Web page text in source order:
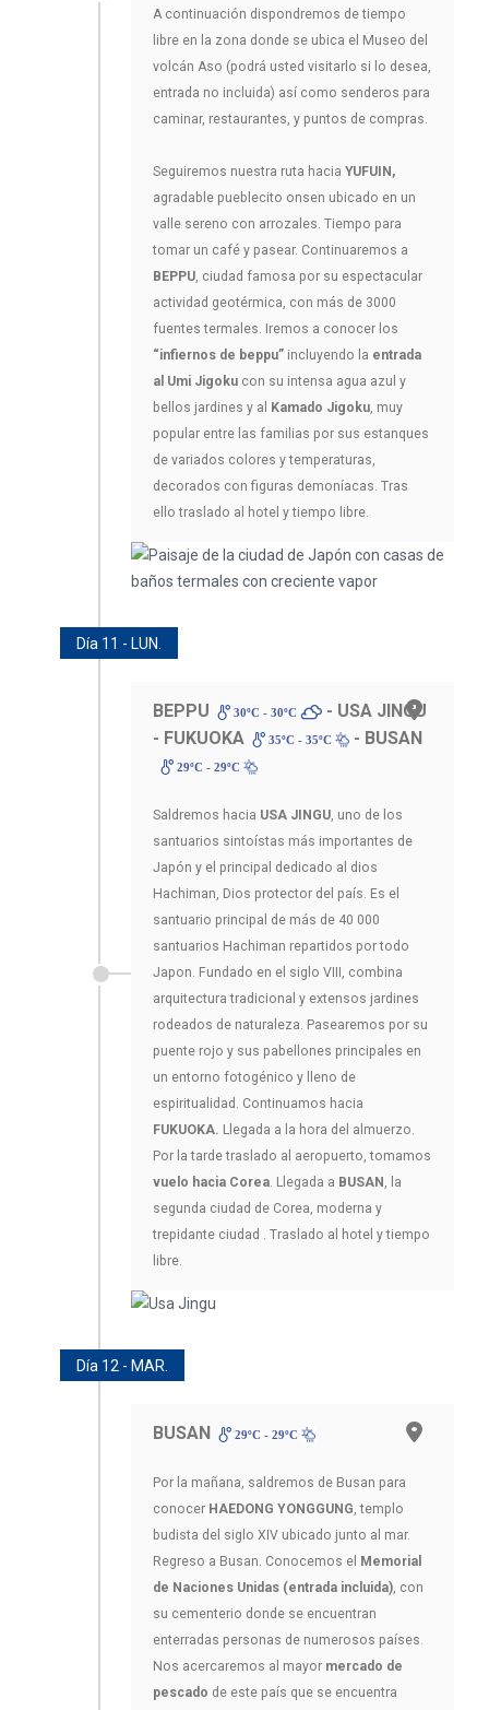
A continuación dispondremos de tiempo
libre en la zona donde se ubica el Museo del
volcán Aso (podrá usted visitarlo si lo desea,
entrada no incluida) así como senderos para
caminar, restaurantes, y puntos de compras.
Seguiremos nuestra ruta hacia YUFUIN,
agradable pueblecito onsen ubicado en un
valle sereno con arrozales. Tiempo para
tomar un café y pasear. Continuaremos a
BEPPU, ciudad famosa por su espectacular
actividad geotérmica, con más de 3000
fuentes termales. Iremos a conocer los
“infiernos de beppu” incluyendo la entrada
al Umi Jigoku con su intensa agua azul y
bellos jardines y al Kamado Jigoku, muy
popular entre las familias por sus estanques
de variados colores y temperaturas,
decorados con figuras demoníacas. Tras
ello traslado al hotel y tiempo libre.
Día 11 - LUN.
BEPPU 30ºC - 30ºC
- USA JINGU
- FUKUOKA
35ºC - 35ºC - BUSAN
29ºC - 29ºC
Saldremos hacia USA JINGU, uno de los
santuarios sintoístas más importantes de
Japón y el principal dedicado al dios
Hachiman, Dios protector del país. Es el
santuario principal de más de 40 000
santuarios Hachiman repartidos por todo
Japon. Fundado en el siglo VIII, combina
arquitectura tradicional y extensos jardines
rodeados de naturaleza. Pasearemos por su
puente rojo y sus pabellones principales en
un entorno fotogénico y lleno de
espiritualidad. Continuamos hacia
FUKUOKA. Llegada a la hora del almuerzo.
Por la tarde traslado al aeropuerto, tomamos
vuelo hacia Corea. Llegada a BUSAN, la
segunda ciudad de Corea, moderna y
trepidante ciudad . Traslado al hotel y tiempo
libre.
Día 12 - MAR.
BUSAN 29ºC - 29ºC
Por la mañana, saldremos de Busan para
conocer HAEDONG YONGGUNG, templo
budista del siglo XIV ubicado junto al mar.
Regreso a Busan. Conocemos el Memorial
de Naciones Unidas (entrada incluida), con
su cementerio donde se encuentran
enterradas personas de numerosos países.
Nos acercaremos al mayor mercado de
pescado de este país que se encuentra